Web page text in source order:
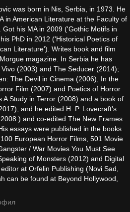
was born in Nis, Serbia, in 1973. He
in American Literature at the Faculty of
his MA in 2009 ('Gothic Motifs in
PhD in 2012 ('Historical Poetics of
Literature'). Writes book and film
magazine. In Serbia he has
(2003) and The Seducer (2014);
The Devil in Cinema (2006), In the
Film (2007) and Poetics of Horror
Study in Terror (2008) and a book of
and he edited H. P. Lovecraft's
and co-edited The New Frames
essays were published in the books
European Horror Films, 501 Movie
/ War Movies You Must See
of Monsters (2012) and Digital
at Orfelin Publishing (Novi Sad,
can be found at Beyond Hollywood,